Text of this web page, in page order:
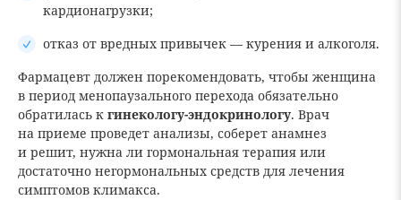
кардионагрузки;
отказ от вредных привычек — курения и алкоголя.
Фармацевт должен порекомендовать, чтобы женщина
в период менопаузального перехода обязательно
обратилась к гинекологу-эндокринологу. Врач
на приеме проведет анализы, соберет анамнез
и решит, нужна ли гормональная терапия или
достаточно негормональных средств для лечения
симптомов климакса.